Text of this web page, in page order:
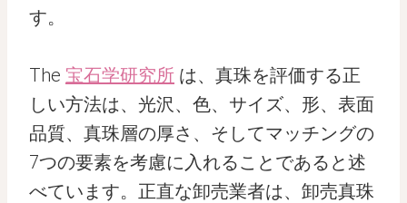
す。
The 宝石学研究所 は、真珠を評価する正
しい方法は、光沢、色、サイズ、形、表面
品質、真珠層の厚さ、そしてマッチングの
7つの要素を考慮に入れることであると述
べています。正直な卸売業者は、卸売真珠